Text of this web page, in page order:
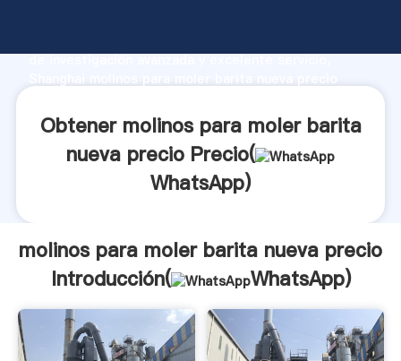
de investigación avanzada y excelente servicio,
clientes.
Obtener molinos para moler barita
nueva precio Precio(
WhatsApp)
molinos para moler barita nueva precio
Introducción(
WhatsApp)